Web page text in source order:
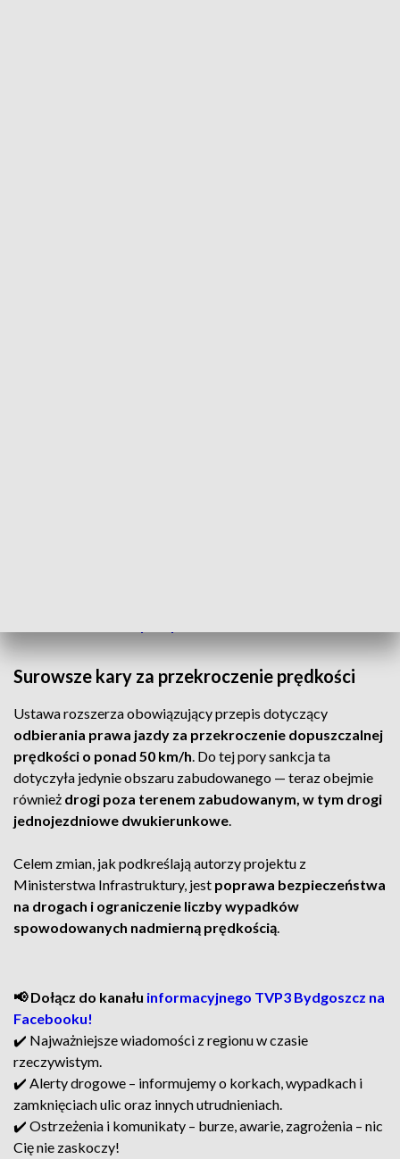
Surowsze kary za przekroczenie prędkości
Ustawa rozszerza obowiązujący przepis dotyczący
odbierania prawa jazdy za przekroczenie dopuszczalnej
prędkości o ponad 50 km/h. Do tej pory sankcja ta
dotyczyła jedynie obszaru zabudowanego — teraz obejmie
również drogi poza terenem zabudowanym, w tym drogi
jednojezdniowe dwukierunkowe.
Celem zmian, jak podkreślają autorzy projektu z
Ministerstwa Infrastruktury, jest poprawa bezpieczeństwa
na drogach i ograniczenie liczby wypadków
spowodowanych nadmierną prędkością.
📢 Dołącz do kanału informacyjnego TVP3 Bydgoszcz na
Facebooku!
✔️ Najważniejsze wiadomości z regionu w czasie
rzeczywistym.
✔️ Alerty drogowe – informujemy o korkach, wypadkach i
zamknięciach ulic oraz innych utrudnieniach.
✔️ Ostrzeżenia i komunikaty – burze, awarie, zagrożenia – nic
Cię nie zaskoczy!